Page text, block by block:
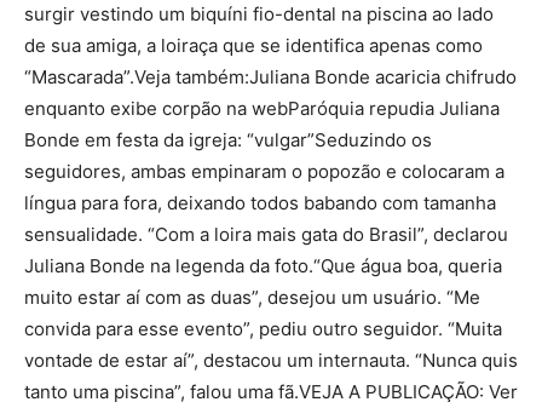
surgir vestindo um biquíni fio-dental na piscina ao lado
de sua amiga, a loiraça que se identifica apenas como
“Mascarada”.Veja também:Juliana Bonde acaricia chifrudo
enquanto exibe corpão na webParóquia repudia Juliana
Bonde em festa da igreja: “vulgar”Seduzindo os
seguidores, ambas empinaram o popozão e colocaram a
língua para fora, deixando todos babando com tamanha
sensualidade. “Com a loira mais gata do Brasil”, declarou
Juliana Bonde na legenda da foto.“Que água boa, queria
muito estar aí com as duas”, desejou um usuário. “Me
convida para esse evento”, pediu outro seguidor. “Muita
vontade de estar aí”, destacou um internauta. “Nunca quis
tanto uma piscina”, falou uma fã.VEJA A PUBLICAÇÃO: Ver